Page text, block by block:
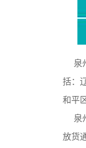
泉
括：
和平
泉
放货